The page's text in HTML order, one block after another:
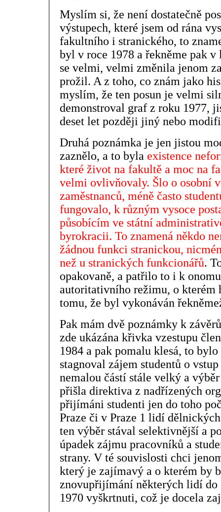
Myslím si, že není dostatečně
výstupech, které jsem od rána
fakultního i stranického, to
byl v roce 1978 a řekněme pak v
se velmi, velmi změnila jenom
prožil. A z toho, co znám jako
myslím, že ten posun je velmi
demonstroval graf z roku 1977,
deset let později jiný nebo
Druhá poznámka je jen jistou
zaznělo, a to byla existence
které život na fakultě a moc na
velmi ovlivňovaly. Šlo o osobní
zaměstnanců, méně často
fungovalo, k různým vysoce
působícím ve státní
byrokracii. To znamená někdo
žádnou funkci stranickou,
než u stranických funkcionářů.
opakovaně, a patřilo to i k
autoritativního režimu, o kterém
tomu, že byl vykonáván
Pak mám dvě poznámky k
zde ukázána křivka vzestupu
1984 a pak pomalu klesá, to
stagnoval zájem studentů o
nemalou částí stále velký a
přišla direktiva z nadřízených
přijímáni studenti jen do toho
Praze či v Praze 1 lidí
ten výběr stával selektivnější a
úpadek zájmu pracovníků a
strany. V té souvislosti chci
který je zajímavý a o kterém by
znovupřijímání některých lidí do
1970 vyškrtnuti, což je docela